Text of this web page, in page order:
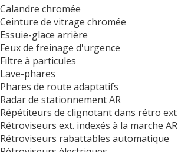
Calandre chromée
Ceinture de vitrage chromée
Essuie-glace arrière
Feux de freinage d'urgence
Filtre à particules
Lave-phares
Phares de route adaptatifs
Radar de stationnement AR
Répétiteurs de clignotant dans rétro ext
Rétroviseurs ext. indexés à la marche AR
Rétroviseurs rabattables automatique